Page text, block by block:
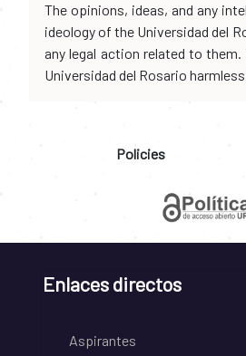
The opinions, ideas, and any
ideology of the Universidad del
any legal action related to
Universidad del Rosario
Policies
Enlaces directos
Aspirantes